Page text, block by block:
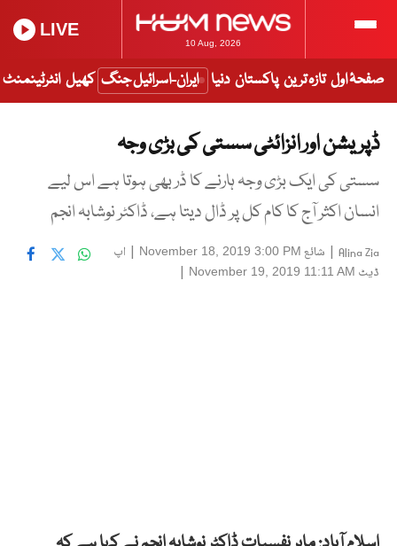
10 Aug, 2026
LIVE
صفحۂ اول تازہ ترین پاکستان دنیا ایران-اسرائیل جنگ کھیل انٹرٹینمنٹ
ڈپریشن اور انزائٹی سستی کی بڑی وجہ
سستی کی ایک بڑی وجہ ہارنے کا ڈر بھی ہوتا ہے اس لیے
انسان اکثر آج کا کام کل پر ڈال دیتا ہے، ڈاکٹر نوشابہ انجم
Alina Zia
| شائع November 18, 2019 3:00 PM
| اپ
ڈیٹ November 19, 2019 11:11 AM
|